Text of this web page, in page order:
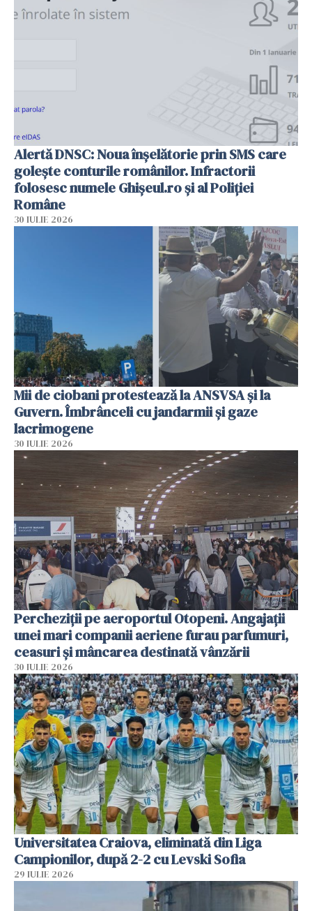
Alertă DNSC: Noua înșelătorie prin SMS care
golește conturile românilor. Infractorii
folosesc numele Ghișeul.ro și al Poliției
Române
30 IULIE 2026
Mii de ciobani protestează la ANSVSA și la
Guvern. Îmbrânceli cu jandarmii și gaze
lacrimogene
30 IULIE 2026
Percheziții pe aeroportul Otopeni. Angajații
unei mari companii aeriene furau parfumuri,
ceasuri și mâncarea destinată vânzării
30 IULIE 2026
Universitatea Craiova, eliminată din Liga
Campionilor, după 2-2 cu Levski Sofia
29 IULIE 2026